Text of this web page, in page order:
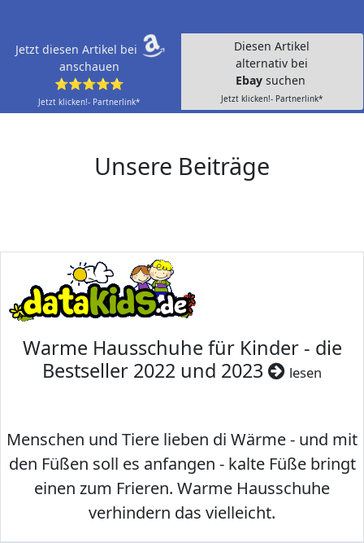
Jetzt diesen Artikel bei
anschauen
⭐⭐⭐⭐⭐
Jetzt klicken!- Partnerlink*
Diesen Artikel
alternativ bei
Ebay suchen
Jetzt klicken!- Partnerlink*
Unsere Beiträge
Warme Hausschuhe für Kinder - die
Bestseller 2022 und 2023
lesen
Menschen und Tiere lieben di Wärme - und mit
den Füßen soll es anfangen - kalte Füße bringt
einen zum Frieren. Warme Hausschuhe
verhindern das vielleicht.